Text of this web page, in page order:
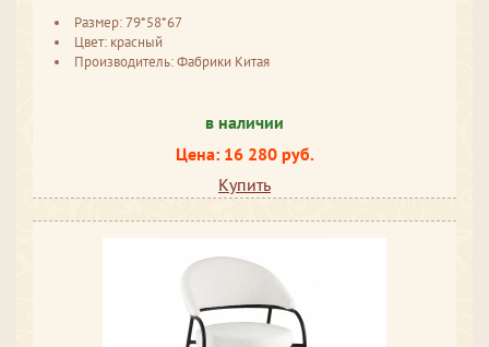
Размер: 79*58*67
Цвет: красный
Производитель: Фабрики Китая
в наличии
Цена: 16 280 руб.
Купить